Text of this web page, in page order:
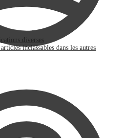
diverses
inclassables dans les autres